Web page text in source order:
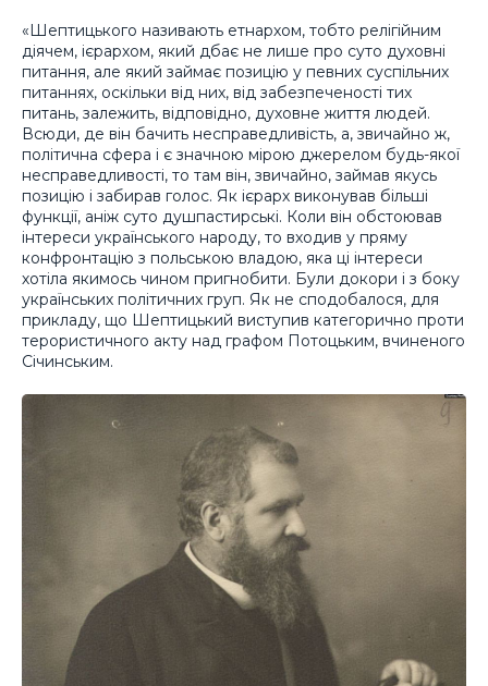
«Шептицького називають етнархом, тобто релігійним
діячем, ієрархом, який дбає не лише про суто духовні
питання, але який займає позицію у певних суспільних
питаннях, оскільки від них, від забезпеченості тих
питань, залежить, відповідно, духовне життя людей.
Всюди, де він бачить несправедливість, а, звичайно ж,
політична сфера і є значною мірою джерелом будь-якої
несправедливості, то там він, звичайно, займав якусь
позицію і забирав голос. Як ієрарх виконував більші
функції, аніж суто душпастирські. Коли він обстоював
інтереси українського народу, то входив у пряму
конфронтацію з польською владою, яка ці інтереси
хотіла якимось чином пригнобити. Були докори і з боку
українських політичних груп. Як не сподобалося, для
прикладу, що Шептицький виступив категорично проти
терористичного акту над графом Потоцьким, вчиненого
Січинським.